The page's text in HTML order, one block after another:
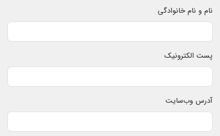
نام و نام خانوادگی
پست الکترونیک
آدرس وب‌سایت